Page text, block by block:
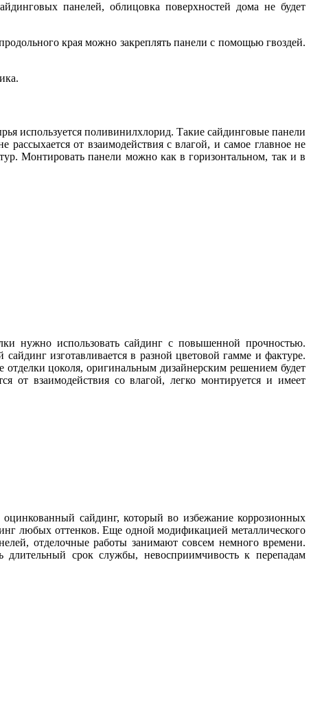
панелей, облицовка поверхностей дома не будет
края можно закреплять панели с помощью гвоздей.
используется поливинилхлорид. Такие сайдинговые панели
от взаимодействия с влагой, и самое главное не
Монтировать панели можно как в горизонтальном, так и в
нужно использовать сайдинг с повышенной прочностью.
изготавливается в разной цветовой гамме и фактуре.
цоколя, оригинальным дизайнерским решением будет
от взаимодействия со влагой, легко монтируется и имеет
сайдинг, который во избежание коррозионных
любых оттенков. Еще одной модификацией металлического
отделочные работы занимают совсем немного времени.
срок службы, невосприимчивость к перепадам